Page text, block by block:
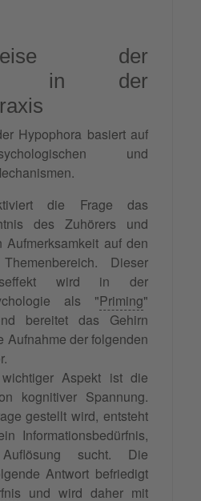
der
in der
Hypophora basiert auf
und
die Frage das
des Zuhörers und
Aufmerksamkeit auf den
Dieser
wird in der
als "Priming"
bereitet das Gehirn
Aufnahme der folgenden
Aspekt ist die
kognitiver Spannung.
gestellt wird, entsteht
Informationsbedürfnis,
sucht. Die
Antwort befriedigt
und wird daher mit